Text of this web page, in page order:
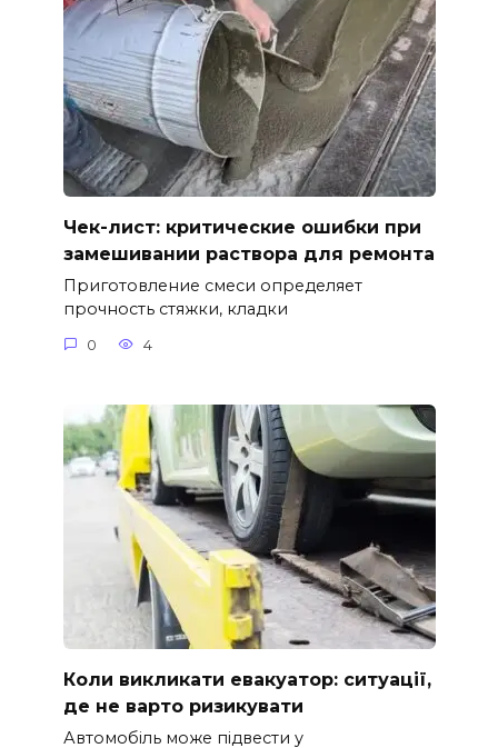
Чек-лист: критические ошибки при
замешивании раствора для ремонта
Приготовление смеси определяет
прочность стяжки, кладки
0 4
Коли викликати евакуатор: ситуації,
де не варто ризикувати
Автомобіль може підвести у